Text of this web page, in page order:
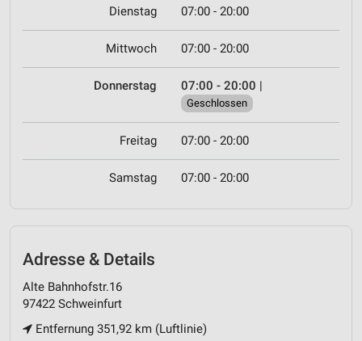
Dienstag 07:00 - 20:00
Mittwoch 07:00 - 20:00
Donnerstag 07:00 - 20:00 |
Geschlossen
Freitag 07:00 - 20:00
Samstag 07:00 - 20:00
Adresse & Details
Alte Bahnhofstr.16
97422 Schweinfurt
Entfernung 351,92 km (Luftlinie)